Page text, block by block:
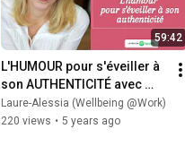
59:42
L'HUMOUR pour s'éveiller à
son AUTHENTICITÉ avec
Frédérique Lelaure -
Podcast #8
Laure-Alessia (Wellbeing @Work)
220 views • 5 years ago